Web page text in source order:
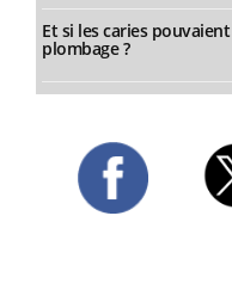
Et si les caries
plombage ?